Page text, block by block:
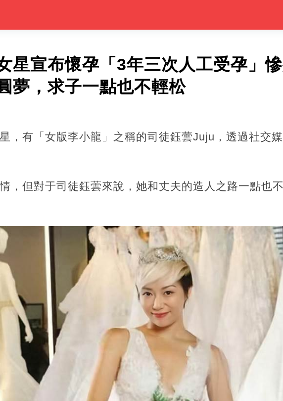
星宣布懷孕「3年三次人工受孕」
夢，求子一點也不輕松
，有「女版李小龍」之稱的司徒鈺蕓Juju，透過社交
，但對于司徒鈺蕓來說，她和丈夫的造人之路一點也